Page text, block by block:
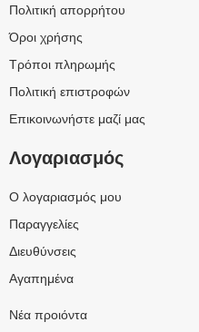
Πολιτική απορρήτου
Όροι χρήσης
Τρόποι πληρωμής
Πολιτική επιστροφών
Επικοινωνήστε μαζί μας
Λογαριασμός
Ο λογαριασμός μου
Παραγγελίες
Διευθύνσεις
Αγαπημένα
Νέα προιόντα